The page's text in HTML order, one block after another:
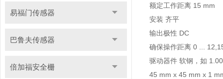
易福门传感器
巴鲁夫传感器
倍加福安全栅
额定工作距离 15 mm
安装 齐平
输出极性 DC
确保操作距离 0 ...
驱动器件 软钢，如
45 mm x 45 mm x 1